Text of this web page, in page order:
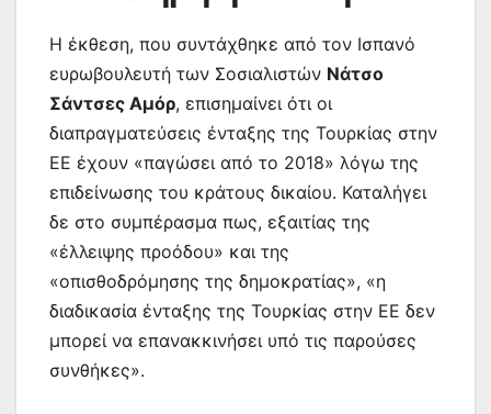
Η έκθεση, που συντάχθηκε από τον Ισπανό
ευρωβουλευτή των Σοσιαλιστών Νάτσο
Σάντσες Αμόρ, επισημαίνει ότι οι
διαπραγματεύσεις ένταξης της Τουρκίας στην
ΕΕ έχουν «παγώσει από το 2018» λόγω της
επιδείνωσης του κράτους δικαίου. Καταλήγει
δε στο συμπέρασμα πως, εξαιτίας της
«έλλειψης προόδου» και της
«οπισθοδρόμησης της δημοκρατίας», «η
διαδικασία ένταξης της Τουρκίας στην ΕΕ δεν
μπορεί να επανακκινήσει υπό τις παρούσες
συνθήκες».